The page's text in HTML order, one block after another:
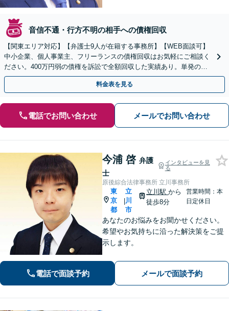
音信不通・行方不明の相手への債権回収
【関東エリア対応】【弁護士9人が在籍する事務所】【WEB面談可】
中小企業、個人事業主、フリーランスの債権回収はお気軽にご相談く
ださい。400万円弱の債権を訴訟で全額回収した実績あり。単発のご
依頼から、顧問契約まで対応しております
料金表を見る
電話でお問い合わせ メールでお問い合わせ
今浦 啓 弁護
士
インタビューを見
る
原後綜合法律事務所 立川事務所
東
京
都
|
立
川
市
立川駅から
徒歩8分
営業時間：本
日定休日
あなたのお悩みをお聞かせください。
希望やお気持ちに沿った解決策をご提
示します。
電話で面談予約 メールで面談予約